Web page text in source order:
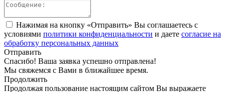
Нажимая на кнопку «Отправить» Вы соглашаетесь с
условиями политики конфиденциальности и даете согласие на
обработку персональных данных
Отправить
Спасибо! Ваша заявка успешно отправлена!
Мы свяжемся с Вами в ближайшее время.
Продолжить
Продолжая пользование настоящим сайтом Вы выражаете